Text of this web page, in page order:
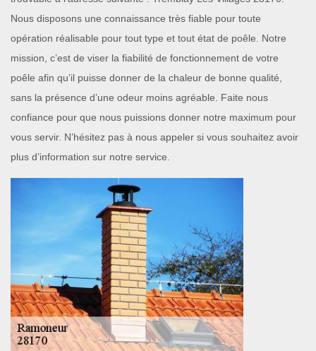
Nous disposons une connaissance très fiable pour toute
opération réalisable pour tout type et tout état de poêle. Notre
mission, c’est de viser la fiabilité de fonctionnement de votre
poêle afin qu’il puisse donner de la chaleur de bonne qualité,
sans la présence d’une odeur moins agréable. Faite nous
confiance pour que nous puissions donner notre maximum pour
vous servir. N’hésitez pas à nous appeler si vous souhaitez avoir
plus d’information sur notre service.